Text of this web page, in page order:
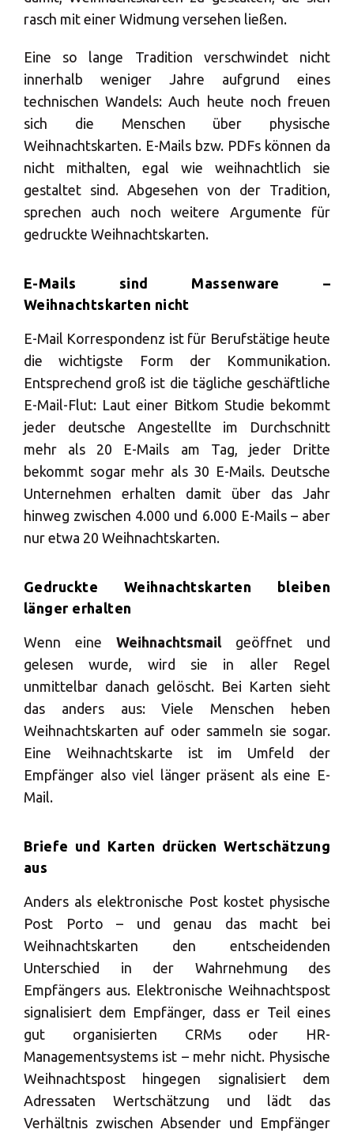
rasch mit einer Widmung versehen ließen.
Eine so lange Tradition verschwindet nicht
innerhalb weniger Jahre aufgrund eines
technischen Wandels: Auch heute noch freuen
sich die Menschen über physische
Weihnachtskarten. E-Mails bzw. PDFs können da
nicht mithalten, egal wie weihnachtlich sie
gestaltet sind. Abgesehen von der Tradition,
sprechen auch noch weitere Argumente für
gedruckte Weihnachtskarten.
E-Mails sind Massenware –
Weihnachtskarten nicht
E-Mail Korrespondenz ist für Berufstätige heute
die wichtigste Form der Kommunikation.
Entsprechend groß ist die tägliche geschäftliche
E-Mail-Flut: Laut einer Bitkom Studie bekommt
jeder deutsche Angestellte im Durchschnitt
mehr als 20 E-Mails am Tag, jeder Dritte
bekommt sogar mehr als 30 E-Mails. Deutsche
Unternehmen erhalten damit über das Jahr
hinweg zwischen 4.000 und 6.000 E-Mails – aber
nur etwa 20 Weihnachtskarten.
Gedruckte Weihnachtskarten bleiben
länger erhalten
Wenn eine Weihnachtsmail geöffnet und
gelesen wurde, wird sie in aller Regel
unmittelbar danach gelöscht. Bei Karten sieht
das anders aus: Viele Menschen heben
Weihnachtskarten auf oder sammeln sie sogar.
Eine Weihnachtskarte ist im Umfeld der
Empfänger also viel länger präsent als eine E-
Mail.
Briefe und Karten drücken Wertschätzung
aus
Anders als elektronische Post kostet physische
Post Porto – und genau das macht bei
Weihnachtskarten den entscheidenden
Unterschied in der Wahrnehmung des
Empfängers aus. Elektronische Weihnachtspost
signalisiert dem Empfänger, dass er Teil eines
gut organisierten CRMs oder HR-
Managementsystems ist – mehr nicht. Physische
Weihnachtspost hingegen signalisiert dem
Adressaten Wertschätzung und lädt das
Verhältnis zwischen Absender und Empfänger
×
Wählen Sie Ihr
MBE Center